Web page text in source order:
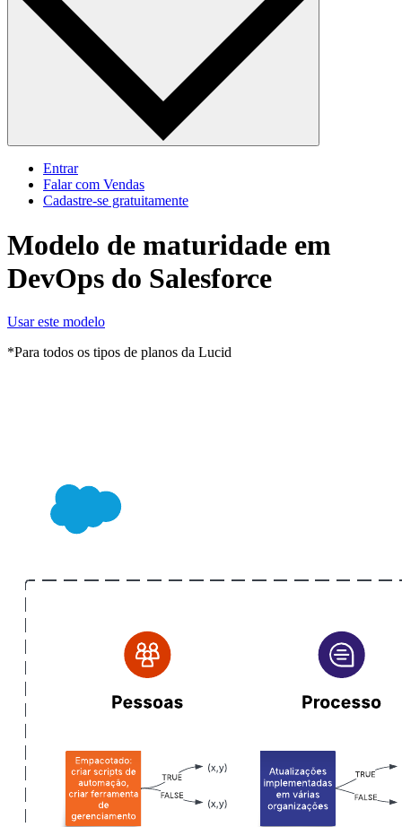
Entrar
Falar com Vendas
Cadastre‐se gratuitamente
Modelo de maturidade em
DevOps do Salesforce
Usar este modelo
*Para todos os tipos de planos da Lucid